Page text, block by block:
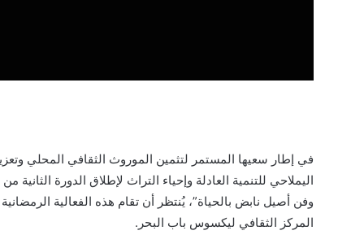
في إطار سعيها المستمر لتثمين الموروث الثقافي المحلي
اليملاحي للتنمية العادلة وإحياء التراث لإطلاق الدورة
المركز الثقافي ليكسوس باب البحر.